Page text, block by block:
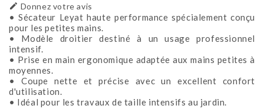
 Donnez votre avis
• Sécateur Leyat haute performance spécialement conçu
pour les petites mains.
• Modèle droitier destiné à un usage professionnel
intensif.
• Prise en main ergonomique adaptée aux mains petites à
moyennes.
• Coupe nette et précise avec un excellent confort
d'utilisation.
• Idéal pour les travaux de taille intensifs au jardin.